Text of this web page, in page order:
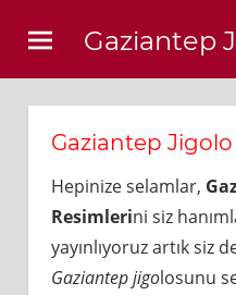
content
Gaziantep
Gaziantep
Hepinize selamlar,
Resimlerini siz
yayınlıyoruz artık siz
Gaziantep jigolosunu